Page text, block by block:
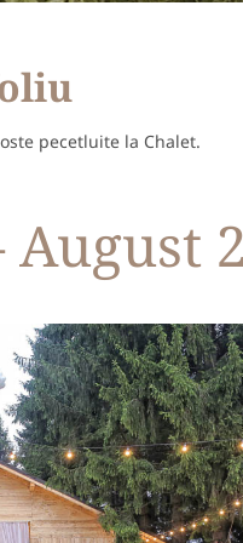
pecetluite la Chalet.